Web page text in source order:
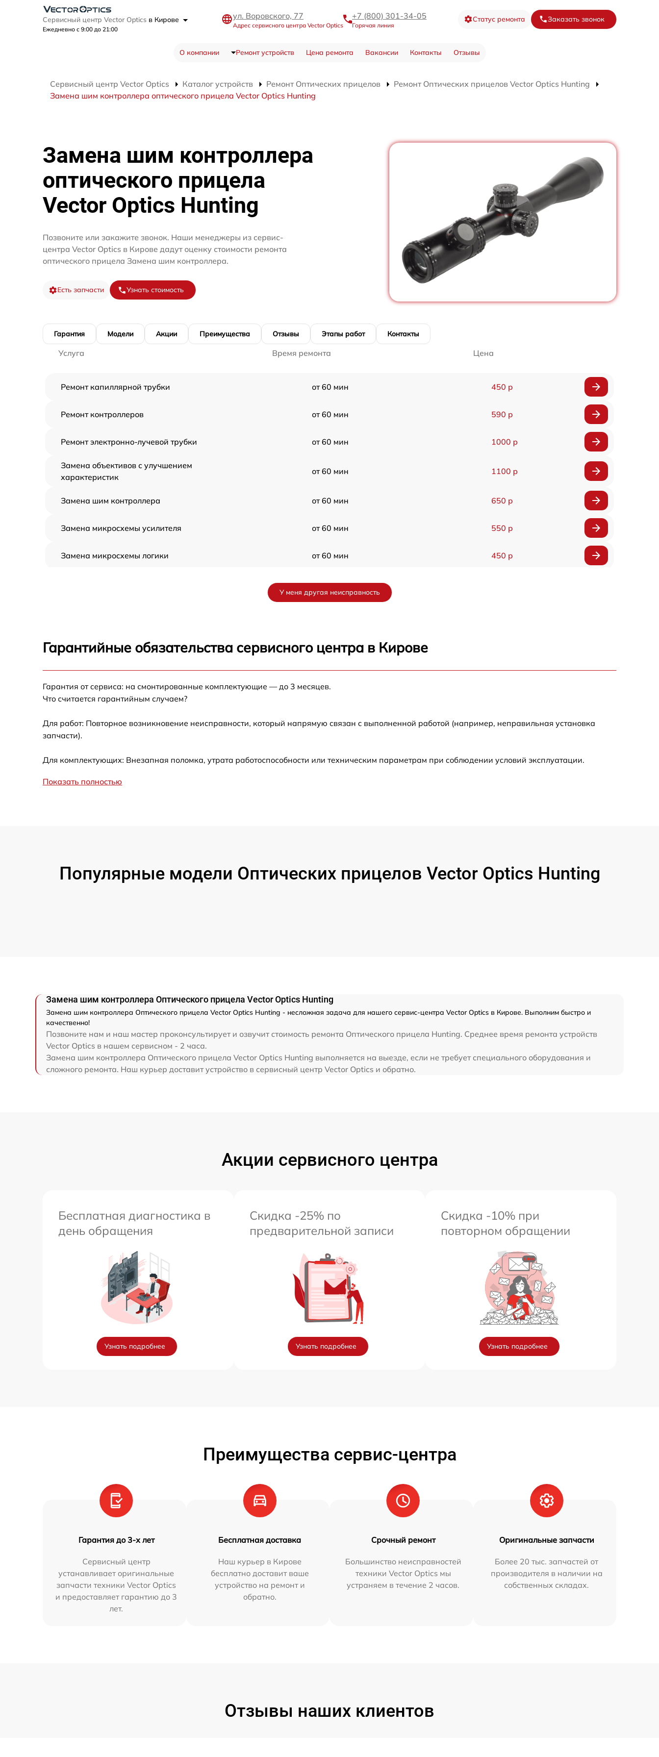
Сервисный центр Vector Optics в Кирове
Ежедневно с 9:00 до 21:00
ул. Воровского, 77
Адрес сервисного центра Vector Optics
+7 (800) 301-34-05
Горячая линия
Статус ремонта Заказать звонок
О компании Ремонт устройств Цена ремонта Вакансии Контакты Отзывы
Сервисный центр Vector Optics Каталог устройств Ремонт Оптических прицелов
Ремонт Оптических прицелов Vector Optics Hunting
Замена шим контроллера оптического прицела Vector Optics Hunting
Замена шим контроллера
оптического прицела
Vector Optics Hunting
Позвоните или закажите звонок. Наши менеджеры из сервис-
центра Vector Optics в Кирове дадут оценку стоимости ремонта
оптического прицела Замена шим контроллера.
Есть запчасти Узнать стоимость
Гарантия Модели Акции Преимущества Отзывы Этапы работ Контакты
Услуга Время ремонта Цена
Ремонт капиллярной трубки от 60 мин 450 р
Ремонт контроллеров от 60 мин 590 р
Ремонт электронно-лучевой трубки от 60 мин 1000 р
Замена объективов с улучшением
характеристик
от 60 мин 1100 р
Замена шим контроллера от 60 мин 650 р
Замена микросхемы усилителя от 60 мин 550 р
Замена микросхемы логики от 60 мин 450 р
от 60 мин
Калибровка и настройка тепловизора
Ремонт датчика синхроимпульсов от 60 мин 1550 р
Ремонт оптики
Восстановление питания от 60 мин 650 р
Замена корпуса
Ремонт Wi-Fi от 60 мин
Восстановление после попадания влаги
Ремонт платы управления
(восстановление)
от 60 мин 750 р
У меня другая неисправность
Гарантийные обязательства сервисного центра в Кирове
Гарантия от сервиса: на смонтированные комплектующие — до 3 месяцев.
Что считается гарантийным случаем?
Для работ: Повторное возникновение неисправности, который напрямую связан с выполненной работой (например, неправильная установка
запчасти).
Для комплектующих: Внезапная поломка, утрата работоспособности или техническим параметрам при соблюдении условий эксплуатации.
Показать полностью
Популярные модели Оптических прицелов Vector Optics Hunting
Замена шим контроллера Оптического прицела Vector Optics Hunting
Замена шим контроллера Оптического прицела Vector Optics Hunting - несложная задача для нашего сервис-центра Vector Optics в Кирове. Выполним быстро и
качественно!
Позвоните нам и наш мастер проконсультирует и озвучит стоимость ремонта Оптического прицела Hunting. Среднее время ремонта устройств
Vector Optics в нашем сервисном - 2 часа.
Замена шим контроллера Оптического прицела Vector Optics Hunting выполняется на выезде, если не требует специального оборудования и
сложного ремонта. Наш курьер доставит устройство в сервисный центр Vector Optics и обратно.
Акции сервисного центра
Бесплатная диагностика в
день обращения
Узнать подробнее
Скидка -25% по
предварительной записи
Узнать подробнее
Скидка -10% при
повторном обращении
Узнать подробнее
Преимущества сервис-центра
Гарантия до 3-х лет
Сервисный центр
устанавливает оригинальные
запчасти техники Vector Optics
и предоставляет гарантию до 3
лет.
Бесплатная доставка
Наш курьер в Кирове
бесплатно доставит ваше
устройство на ремонт и
обратно.
Срочный ремонт
Большинство неисправностей
техники Vector Optics мы
устраняем в течение 2 часов.
Оригинальные запчасти
Более 20 тыс. запчастей от
производителя в наличии на
собственных складах.
Отзывы наших клиентов